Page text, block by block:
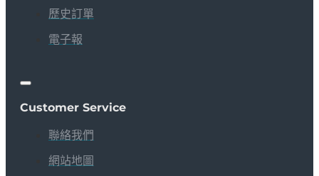
歷史訂單
電子報
Customer Service
聯絡我們
網站地圖